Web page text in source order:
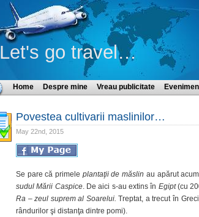
Let's go travel…
Home Despre mine Vreau publicitate
Povestea cultivarii maslinilor…
May 22nd, 2015
Se pare că primele plantaţii de măslin au apărut acum
sudul Mării Caspice. De aici s-au extins în Egipt(cu
Ra – zeul suprem al Soarelui. Treptat, a trecut în
rândurilor şi distanţa dintre pomi).